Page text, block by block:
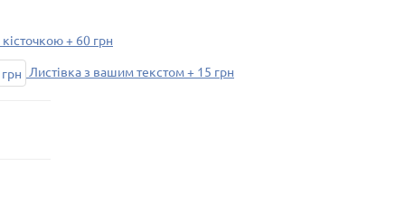
+ 60 грн
Листівка з вашим текстом + 15 грн